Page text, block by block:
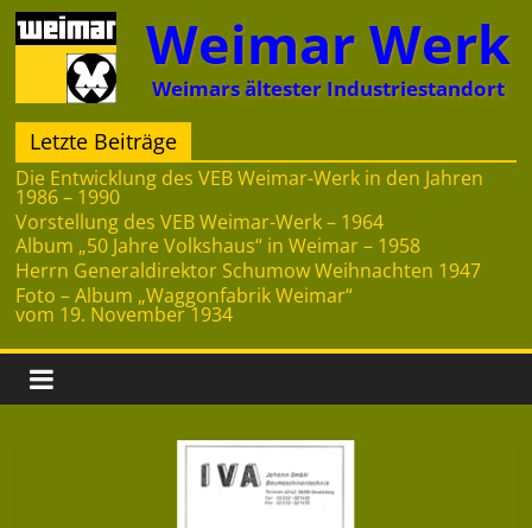
Zum
Inhalt
springen
Weimar Werk
Weimars ältester Industriestandort
Letzte Beiträge
Die Entwicklung des VEB Weimar-Werk in den Jahren
1986 – 1990
Vorstellung des VEB Weimar-Werk – 1964
Album „50 Jahre Volkshaus“ in Weimar – 1958
Herrn Generaldirektor Schumow Weihnachten 1947
Foto – Album „Waggonfabrik Weimar“
vom 19. November 1934